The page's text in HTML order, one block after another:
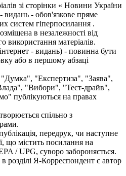
зі сторінки « Новини України
- видань - обов'язкове пряме
систем гіперпосилання .
в незалежності від
використання матеріалів.
- видань) - повинна бути
або в першому абзаці
"Експертиза", "Заява",
"Вибори", "Тест-драйв",
публікуються на правах
спільно з
передрук, чи наступне
що містить посилання на
/ UPG, суворо забороняється.
розділі Я-Корреспондент є автор